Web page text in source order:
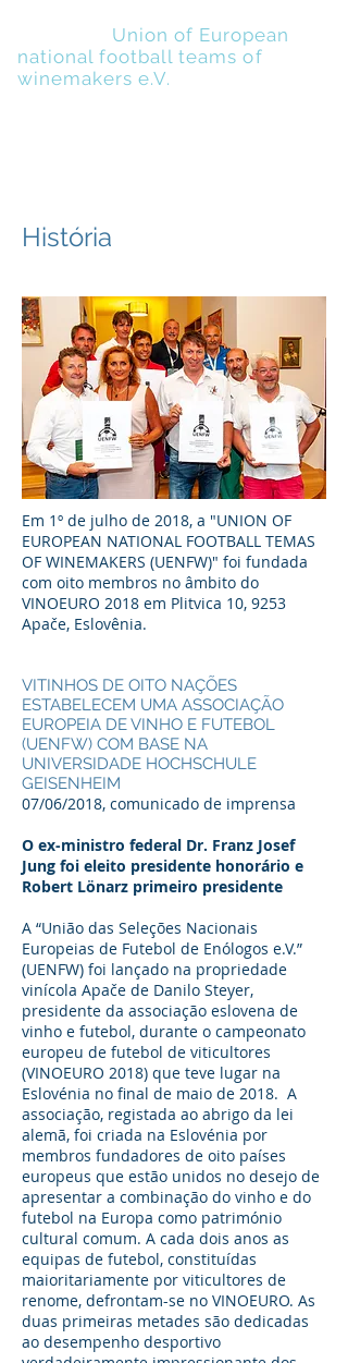
Union of European
national football teams of
winemakers e.V.
História
Em 1º de julho de 2018, a "UNION OF
EUROPEAN NATIONAL FOOTBALL TEMAS
OF WINEMAKERS (UENFW)" foi fundada
com oito membros no âmbito do
VINOEURO 2018 em Plitvica 10, 9253
Apače, Eslovênia.
VITINHOS DE OITO NAÇÕES
ESTABELECEM UMA ASSOCIAÇÃO
EUROPEIA DE VINHO E FUTEBOL
(UENFW) COM BASE NA
UNIVERSIDADE HOCHSCHULE
GEISENHEIM
07/06/2018, comunicado de imprensa
O ex-ministro federal Dr. Franz Josef
Jung foi eleito presidente honorário e
Robert Lönarz primeiro presidente
A “União das Seleções Nacionais
Europeias de Futebol de Enólogos e.V.”
(UENFW) foi lançado na propriedade
vinícola Apače de Danilo Steyer,
presidente da associação eslovena de
vinho e futebol, durante o campeonato
europeu de futebol de viticultores
(VINOEURO 2018) que teve lugar na
Eslovénia no final de maio de 2018. A
associação, registada ao abrigo da lei
alemã, foi criada na Eslovénia por
membros fundadores de oito países
europeus que estão unidos no desejo de
apresentar a combinação do vinho e do
futebol na Europa como património
cultural comum. A cada dois anos as
equipas de futebol, constituídas
maioritariamente por viticultores de
renome, defrontam-se no VINOEURO. As
duas primeiras metades são dedicadas
ao desempenho desportivo